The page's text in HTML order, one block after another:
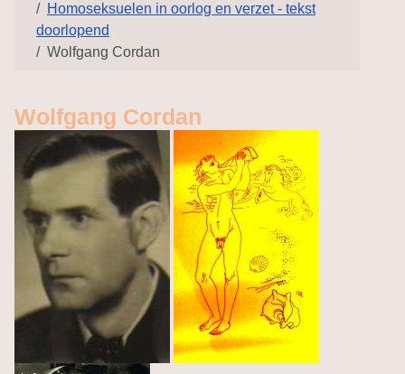
Homoseksuelen in oorlog en verzet - tekst
doorlopend
Wolfgang Cordan
Wolfgang Cordan